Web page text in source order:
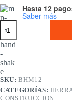
Hasta 12
Saber más
BOCALLAVE
DE
1/2
HEXAGONAL
12mm
HAMILTON
cantidad
SKU:BHM12
CATEGORÍAS:
CONSTRUCCION